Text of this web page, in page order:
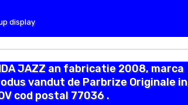
display
JAZZ an fabricatie 2008, marca
vandut de Parbrize Originale in
cod postal 77036 .